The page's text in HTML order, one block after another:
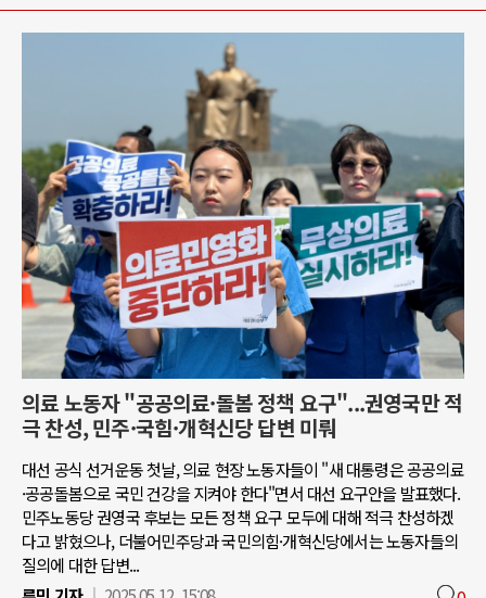
의료 노동자 "공공의료·돌봄 정책 요구"...권영국만 적
극 찬성, 민주·국힘·개혁신당 답변 미뤄
대선 공식 선거운동 첫날, 의료 현장 노동자들이 "새 대통령은 공공의료
·공공돌봄으로 국민 건강을 지켜야 한다"면서 대선 요구안을 발표했다.
민주노동당 권영국 후보는 모든 정책 요구 모두에 대해 적극 찬성하겠
다고 밝혔으나, 더불어민주당과 국민의힘·개혁신당에서는 노동자들의
질의에 대한 답변...